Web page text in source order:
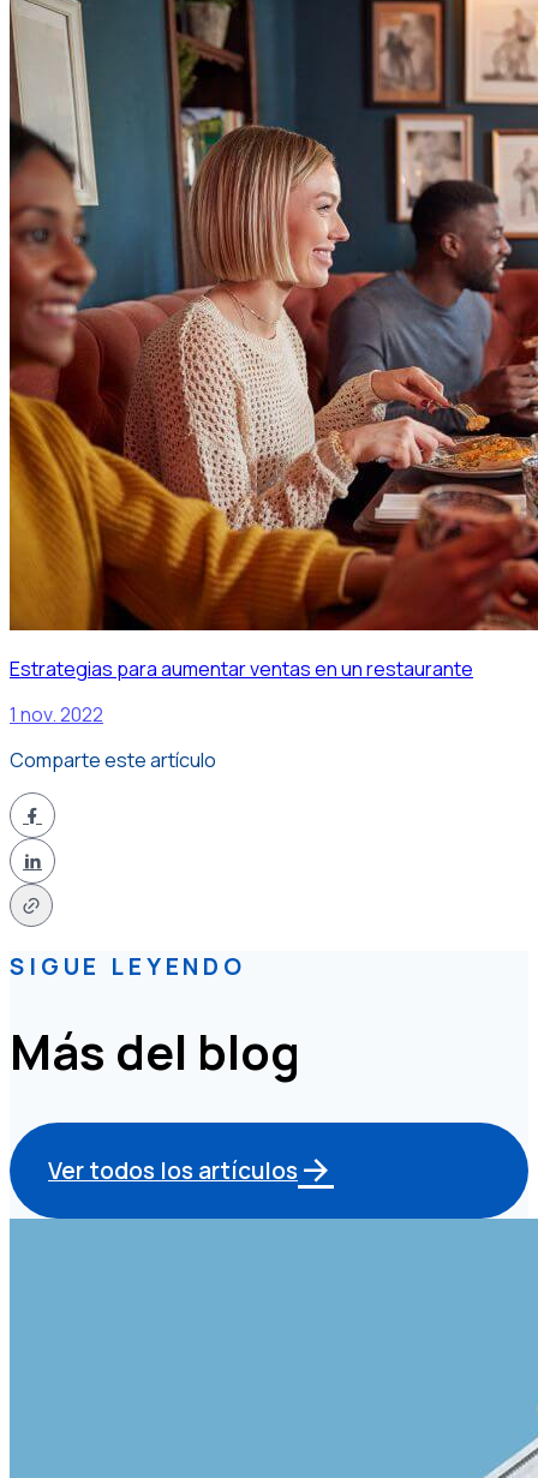
Estrategias para aumentar ventas en un restaurante
1 nov. 2022
Comparte este artículo
SIGUE LEYENDO
Más del blog
Ver todos los artículos